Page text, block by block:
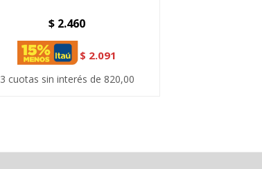
$ 2.460
$ 2.091
3 cuotas sin interés de 820,00